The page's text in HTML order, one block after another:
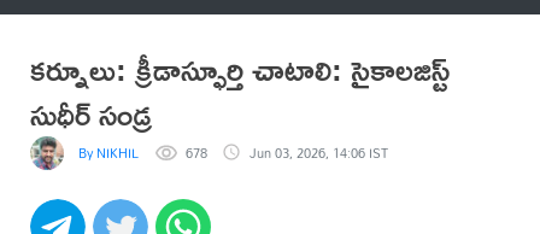
కర్నూలు: క్రీడాస్ఫూర్తి చాటాలి: సైకాలజిస్ట్
సుధీర్ సండ్ర
By NIKHIL 678 Jun 03, 2026, 14:06 IST